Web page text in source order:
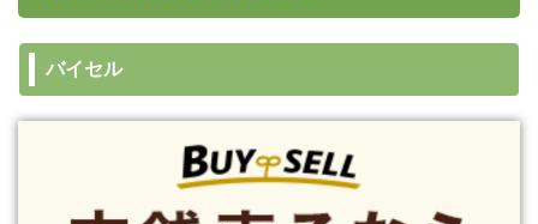
バイセル